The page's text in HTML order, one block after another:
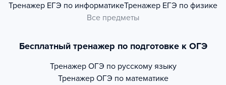
Тренажер ЕГЭ по информатикеТренажер ЕГЭ по физике
Все предметы
Бесплатный тренажер по подготовке к ОГЭ
Тренажер ОГЭ по русскому языку
Тренажер ОГЭ по математике